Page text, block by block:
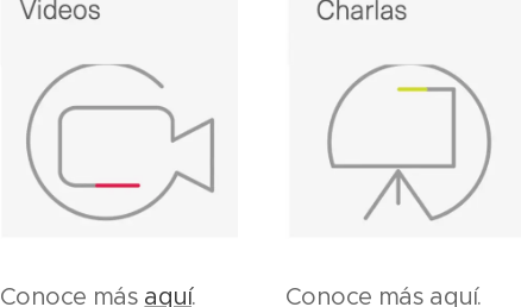
Conoce más aquí. Conoce más aquí.